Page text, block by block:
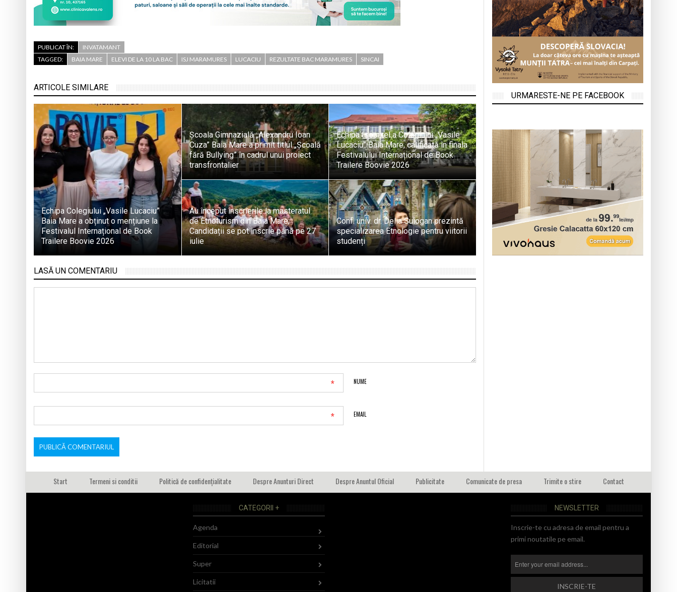
PUBLICAT ÎN:
INVATAMANT
TAGGED:
BAIA MARE ELEVI DE LA 10 LA BAC ISJ MARAMURES LUCACIU REZULTATE BAC MARAMURES SINCAI
ARTICOLE SIMILARE
Echipa Colegiului „Vasile Lucaciu”
Baia Mare a obținut o mențiune la
Festivalul Internațional de Book
Trailere Boovie 2026
Școala Gimnazială „Alexandru Ioan
Cuza” Baia Mare a primit titlul „Școală
fără Bullying” în cadrul unui proiect
transfrontalier
Echipa Isopixel a Colegiului „Vasile
Lucaciu” Baia Mare, calificată în finala
Festivalului Internațional de Book
Trailere Boovie 2026
Au început înscrierile la masteratul
de Etnoturism din Baia Mare;
Candidații se pot înscrie până pe 27
iulie
Conf. univ. dr. Delia Suiogan prezintă
specializarea Etnologie pentru viitorii
studenți
LASĂ UN COMENTARIU
NUME
*
EMAIL
*
URMARESTE-NE PE FACEBOOK
Start Termeni si conditii Politică de confidențialitate Despre Anunturi Direct Despre Anuntul Oficial Publicitate Comunicate de presa Trimite o stire Contact
CATEGORII +
Agenda
Editorial
Super
Licitatii
NEWSLETTER
Inscrie-te cu adresa de email pentru a
primi noutatile pe email.